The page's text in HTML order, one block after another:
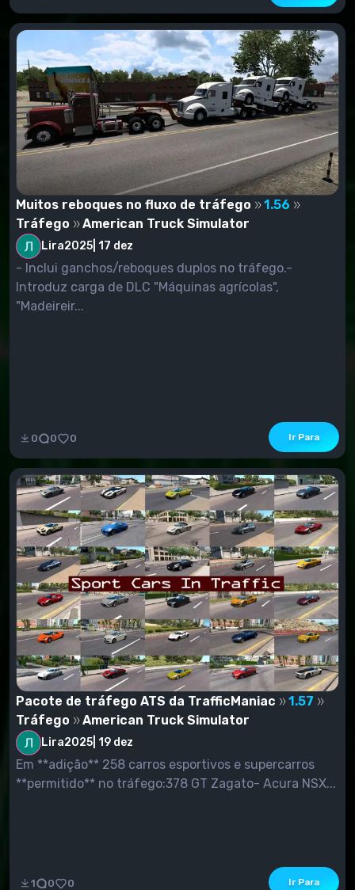
Muitos reboques no fluxo de tráfego
1.56
Tráfego
American Truck Simulator
Lira2025 17 dez
- Inclui ganchos/reboques duplos no tráfego.-
Introduz carga de DLC "Máquinas agrícolas",
"Madeireir...
0 0 0 Ir Para
Pacote de tráfego ATS da TrafficManiac
1.57
Tráfego
American Truck Simulator
Lira2025 19 dez
Em **adição** 258 carros esportivos e supercarros
**permitido** no tráfego:378 GT Zagato- Acura NSX...
1 0 0 Ir Para